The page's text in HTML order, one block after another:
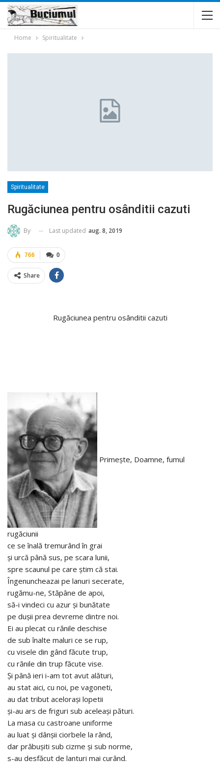
Home Spiritualitate
Spiritualitate
Rugăciunea pentru osânditii cazuti
By Last updated aug. 8, 2019
0
766
Share
Rugăciunea pentru osânditii cazuti
Primeşte, Doamne, fumul
rugăciunii
ce se înală tremurând în grai
şi urcă până sus, pe scara lunii,
spre scaunul pe care ştim că stai.
Îngenuncheazai pe lanuri secerate,
rugămu-ne, Stăpâne de apoi,
să-i vindeci cu azur şi bunătate
pe duşii prea devreme dintre noi.
Ei au plecat cu rănile deschise
de sub înalte maluri ce se rup,
cu visele din gând făcute trup,
cu rănile din trup făcute vise.
Şi până ieri i-am tot avut alături,
au stat aici, cu noi, pe vagoneti,
au dat tribut aceloraşi lopetii
şi-au ars de friguri sub aceleaşi pături.
La masa cu castroane uniforme
au luat şi dânşii ciorbele la rând,
dar prăbuşiti sub cizme şi sub norme,
s-au desfăcut de lanturi mai curând.